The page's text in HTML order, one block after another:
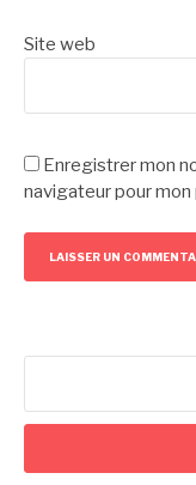
Site web
Enregistrer mon
navigateur pour